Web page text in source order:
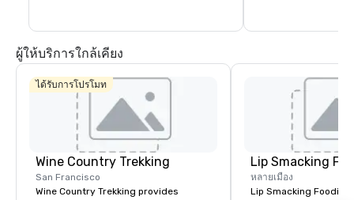
ผู้ให้บริการใกล้เคียง
ได้รับการโปรโมท
Wine Country Trekking
San Francisco
Wine Country Trekking provides
Lip Smacking
หลายเมือง
Lip Smacking Foodie